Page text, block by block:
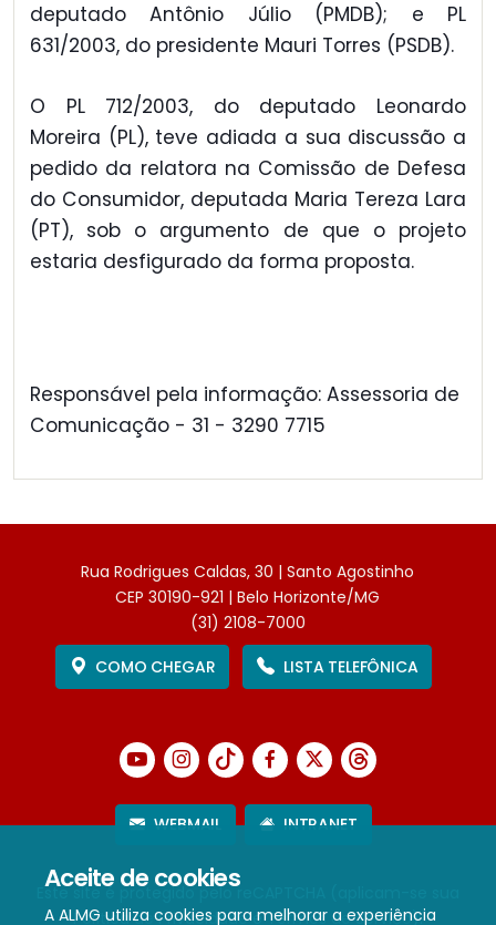
Aceite de cookies
A ALMG utiliza cookies para melhorar a experiência
deputado Antônio Júlio (PMDB); e PL
631/2003, do presidente Mauri Torres (PSDB).
O PL 712/2003, do deputado Leonardo
Moreira (PL), teve adiada a sua discussão a
pedido da relatora na Comissão de Defesa
do Consumidor, deputada Maria Tereza Lara
(PT), sob o argumento de que o projeto
estaria desfigurado da forma proposta.
Responsável pela informação: Assessoria de
Comunicação - 31 - 3290 7715
Rua Rodrigues Caldas, 30 | Santo Agostinho
CEP 30190-921 | Belo Horizonte/MG
(31) 2108-7000
COMO CHEGAR
LISTA TELEFÔNICA
WEBMAIL INTRANET
Este site é protegido pelo reCAPTCHA (aplicam-se sua
Política de PrivacidadeeTermos de Serviço).